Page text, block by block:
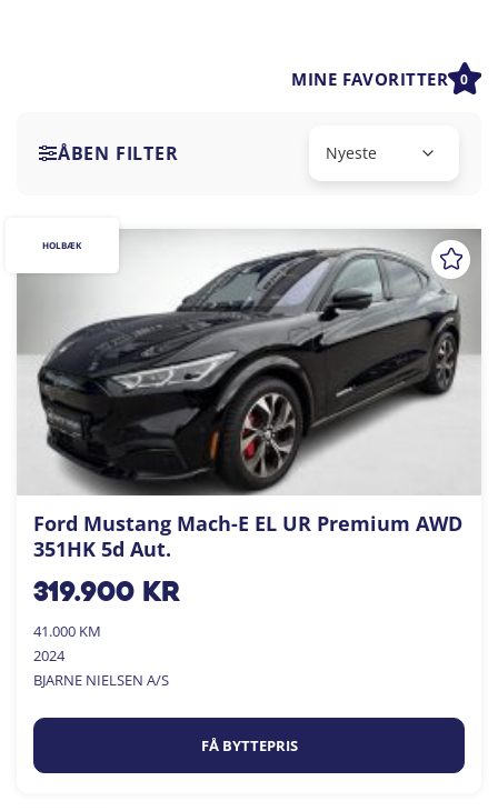
MINE FAVORITTER 0
ÅBEN FILTER
Ford Mustang Mach-E EL UR Premium AWD
351HK 5d Aut.
319.900kr
41.000 KM
2024
BJARNE NIELSEN A/S
FÅ BYTTEPRIS
HOLBÆK